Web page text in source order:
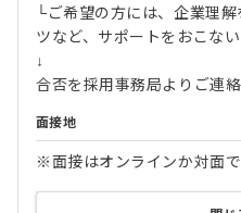
└ご希望の方には、企業理
ツなど、サポートをおこない
↓
合否を採用事務局よりご連絡
面接地
※面接はオンラインか対面